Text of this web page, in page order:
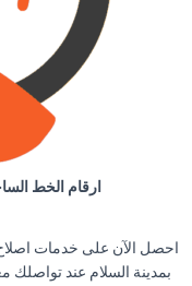
ارقام الخط
احصل الآن على خدمات اصلاح
بمدينة السلام عند تواصلك